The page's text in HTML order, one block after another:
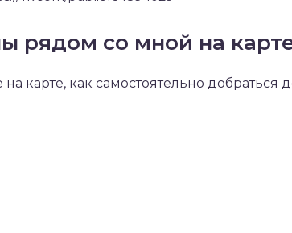
рядом со мной на
на карте, как самостоятельно